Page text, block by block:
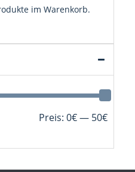
im Warenkorb.
Min.
Max.
Preis: 0€— 50€